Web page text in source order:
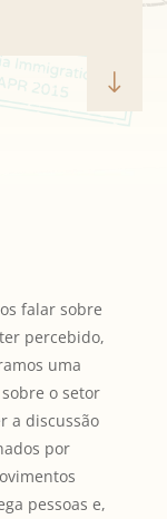
"
falar sobre
percebido,
uma
o setor
a discussão
por
pessoas e,